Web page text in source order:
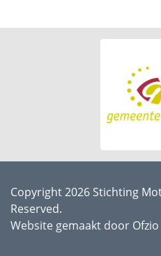
Copyright 2026 Stichting
Reserved.
Website gemaakt door Ofzio